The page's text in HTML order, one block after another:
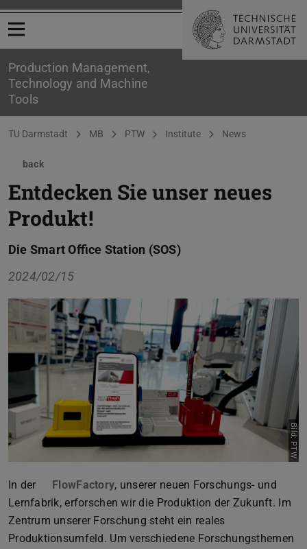
Open menu
Production Management,
Technology and Machine
Tools
You are here:
TU Darmstadt MB PTW Institute News
back
Entdecken Sie unser neues
Produkt!
Die Smart Office Station (SOS)
2024/02/15
Bild: PTW
In der FlowFactory, unserer neuen Forschungs- und
Lernfabrik, erforschen wir die Produktion der Zukunft. Im
Zentrum unserer Forschung steht ein reales
Produktionsumfeld. Um verschiedene Forschungsthemen